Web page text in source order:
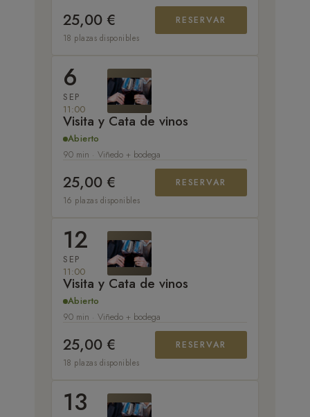
25,00 € RESERVAR
18 plazas disponibles
6
SEP
11:00
Visita y Cata de vinos
Abierto
90 min · Viñedo + bodega
25,00 € RESERVAR
16 plazas disponibles
12
SEP
11:00
Visita y Cata de vinos
Abierto
90 min · Viñedo + bodega
25,00 € RESERVAR
18 plazas disponibles
13